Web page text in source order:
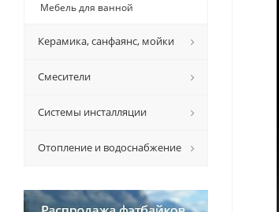
Мебель для ванной
Керамикa, санфаянс, мойки
Смесители
Системы инсталляции
Отопление и водоснабжение